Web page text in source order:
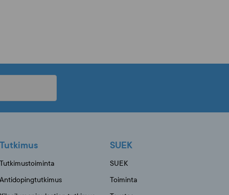
Tutkimus
Tutkimustoiminta
Antidopingtutkimus
SUEK
SUEK
Toiminta